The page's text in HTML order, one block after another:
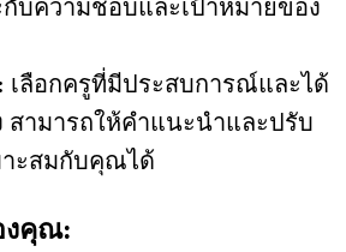
กับความชอบและเป้าหมายของ
เลือกครูที่มีประสบการณ์และได้
สามารถให้คำแนะนำและปรับ
าะสมกับคุณได้
งคุณ: